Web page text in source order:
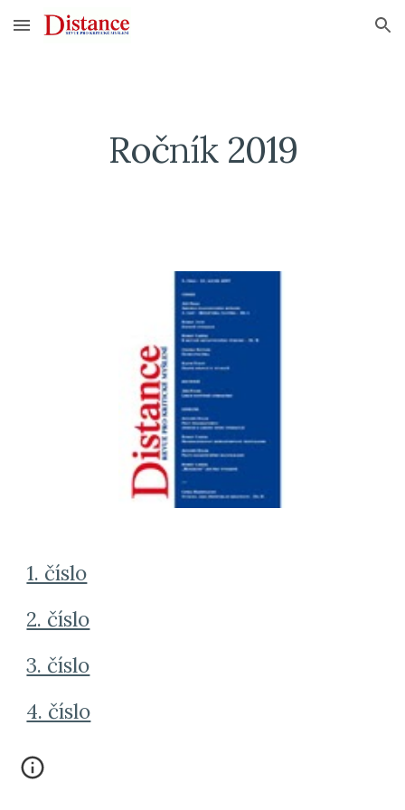
Skip to main content Skip to navigation
Ročník 2019
1. číslo
2. číslo
3. číslo
4. číslo